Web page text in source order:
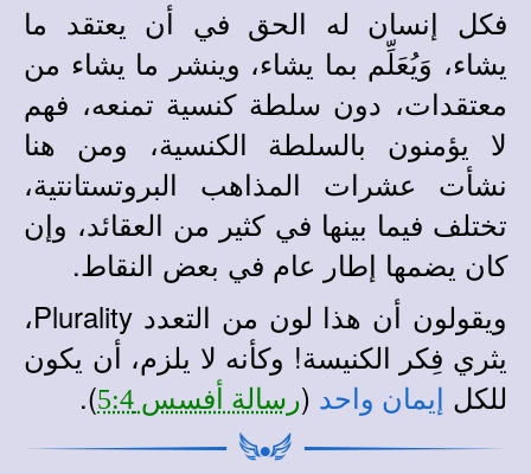
فكل إنسان له الحق في أن يعتقد ما
يشاء، وَيُعَلِّم بما يشاء، وينشر ما يشاء من
معتقدات، دون سلطة كنسية تمنعه، فهم
لا يؤمنون بالسلطة الكنسية، ومن هنا
نشأت عشرات المذاهب البروتستانتية،
تختلف فيما بينها في كثير من العقائد، وإن
كان يضمها إطار عام في بعض النقاط.
ويقولون أن هذا لون من التعدد Plurality،
يثري فِكر الكنيسة! وكأنه لا يلزم، أن يكون
للكل
إيمان واحد (رسالة أفسس 5:4 ).